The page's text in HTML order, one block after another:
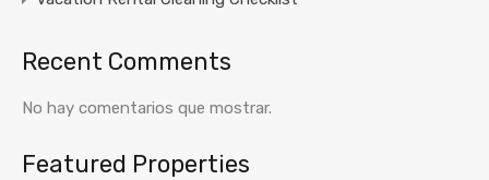
Recent Comments
No hay comentarios que mostrar.
Featured Properties